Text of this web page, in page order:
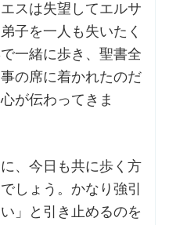
スは失望してエルサ
子を一人も失いたく
一緒に歩き、聖書全
の席に着かれたのだ
が伝わってきま
、今日も共に歩く方
しょう。かなり強引
」と引き止めるのを